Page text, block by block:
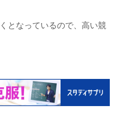
となっているので、高い競